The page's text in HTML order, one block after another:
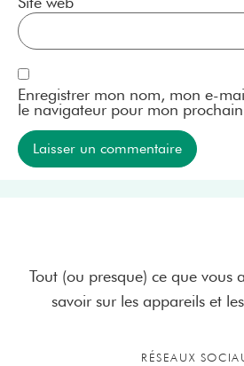
Enregistrer mon nom, mon e-
le navigateur pour mon
Tout (ou presque) ce que vous
savoir sur les appareils et
RÉSEAUX